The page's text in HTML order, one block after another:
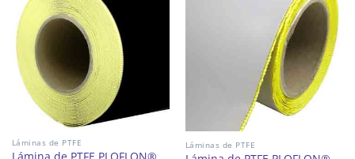
Láminas de PTFE Láminas de PTFE